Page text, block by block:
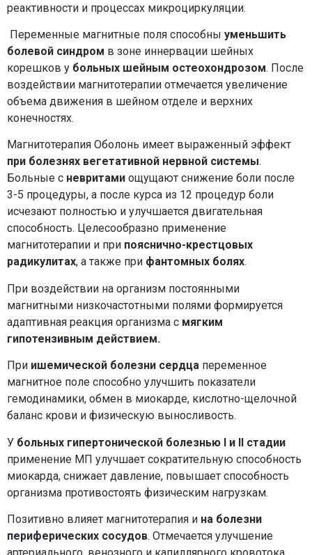
реактивности и процессах микроциркуляции.
Переменные магнитные поля способны уменьшить
болевой синдром в зоне иннервации шейных
корешков у больных шейным остеохондрозом. После
воздействии магнитотерапии отмечается увеличение
объема движения в шейном отделе и верхних
конечностях.
Магнитотерапия Оболонь имеет выраженный эффект
при болезнях вегетативной нервной системы.
Больные с невритами ощущают снижение боли после
3-5 процедуры, а после курса из 12 процедур боли
исчезают полностью и улучшается двигательная
способность. Целесообразно применение
магнитотерапии и при пояснично-крестцовых
радикулитах, а также при фантомных болях.
При воздействии на организм постоянными
магнитными низкочастотными полями формируется
адаптивная реакция организма с мягким
гипотензивным действием.
При ишемической болезни сердца переменное
магнитное поле способно улучшить показатели
гемодинамики, обмен в миокарде, кислотно-щелочной
баланс крови и физическую выносливость.
У больных гипертонической болезнью I и II стадии
применение МП улучшает сократительную способность
миокарда, снижает давление, повышает способность
организма противостоять физическим нагрузкам.
Позитивно влияет магнитотерапия и на болезни
периферических сосудов. Отмечается улучшение